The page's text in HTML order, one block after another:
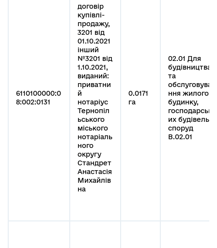
6110100000:0
8:002:0131
договір
купівлі-
продажу,
3201 від
01.10.2021
інший
№3201 від
1.10.2021,
виданий:
приватни
й
нотаріус
Тернопіл
ьського
міського
нотаріаль
ного
округу
Стандрет
Анастасія
Михайлів
на
0.0171
га
02.01 Для
будівництва
та
обслуговува
ння жилого
будинку,
господарськ
их будівель і
споруд
B.02.01